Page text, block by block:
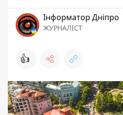
Інформатор Дніпро
ЖУРНАЛІСТ
👍